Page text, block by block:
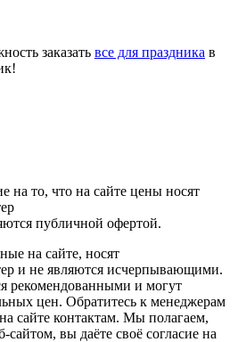
заказать все для праздника в
то, что на сайте цены носят
публичной офертой.
на сайте, носят
и не являются исчерпывающими.
рекомендованными и могут
цен. Обратитесь к менеджерам
сайте контактам. Мы полагаем,
сайтом, вы даёте своё согласие на